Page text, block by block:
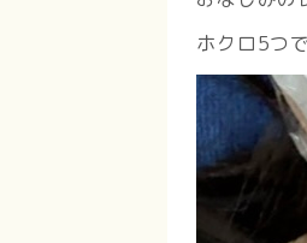
ホクロ5つ